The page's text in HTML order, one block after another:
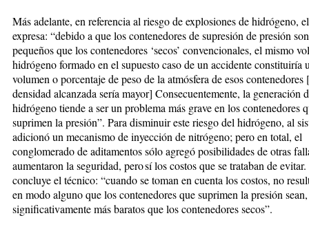
Más adelante, en referencia al riesgo de explosiones de hidrógeno,
expresa: “debido a que los contenedores de supresión de presión
pequeños que los contenedores ‘secos’ convencionales, el mismo
hidrógeno formado en el supuesto caso de un accidente constituiría
volumen o porcentaje de peso de la atmósfera de esos contenedores
densidad alcanzada sería mayor] Consecuentemente, la generación
hidrógeno tiende a ser un problema más grave en los contenedores
suprimen la presión”. Para disminuir este riesgo del hidrógeno, al
adicionó un mecanismo de inyección de nitrógeno; pero en total, el
conglomerado de aditamentos sólo agregó posibilidades de otras
aumentaron la seguridad, pero sí los costos que se trataban de
concluye el técnico: “cuando se toman en cuenta los costos, no
en modo alguno que los contenedores que suprimen la presión
significativamente más baratos que los contenedores secos”.